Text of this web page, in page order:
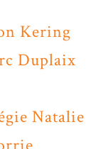
Kering
Duplaix
Natalie